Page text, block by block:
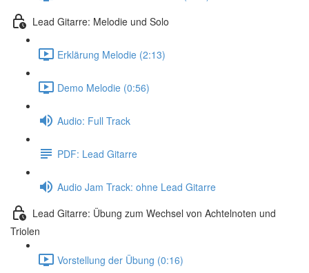
Lead Gitarre: Melodie und Solo
Erklärung Melodie (2:13)
Demo Melodie (0:56)
Audio: Full Track
PDF: Lead Gitarre
Audio Jam Track: ohne Lead Gitarre
Lead Gitarre: Übung zum Wechsel von Achtelnoten und
Triolen
Vorstellung der Übung (0:16)